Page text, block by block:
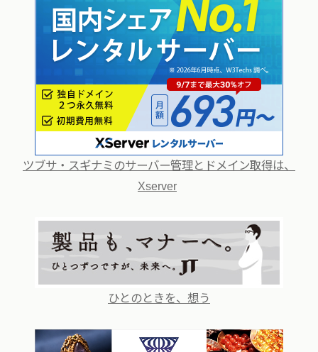
ツブサ・スギナミのサーバー管理とドメイン取得は、
Xserver
ひとのときを、想う